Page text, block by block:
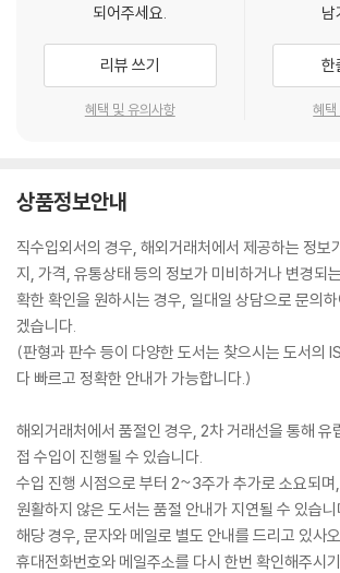
되어주세요.
리뷰 쓰기
혜택 및 유의사항
남
한
혜택
상품정보안내
직수입외서의 경우, 해외거래처에서 제공하는 정보
지, 가격, 유통상태 등의 정보가 미비하거나 변경되
확한 확인을 원하시는 경우, 일대일 상담으로 문의
겠습니다.
(판형과 판수 등이 다양한 도서는 찾으시는 도서의
다 빠르고 정확한 안내가 가능합니다.)
해외거래처에서 품절인 경우, 2차 거래선을 통해 유
접 수입이 진행될 수 있습니다.
수입 진행 시점으로 부터 2~3주가 추가로 소요되며
원활하지 않은 도서는 품절 안내가 지연될 수 있습니
해당 경우, 문자와 메일로 별도 안내를 드리고 있사
휴대전화번호와 메일주소를 다시 한번 확인해주시